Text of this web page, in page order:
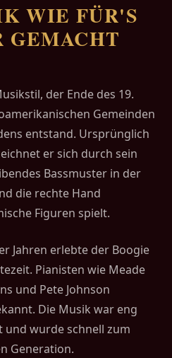
WIE FÜR'S
GEMACHT
der Ende des 19.
Gemeinden
entstand. Ursprünglich
er sich durch sein
Bassmuster in der
die rechte Hand
Figuren spielt.
Jahren erlebte der Boogie
Pianisten wie Meade
und Pete Johnson
Die Musik war eng
und wurde schnell zum
Generation.